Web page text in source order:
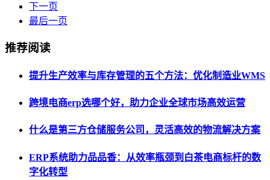
下一页
最后一页
推荐阅读
提升生产效率与库存管理的五个方法：优化制造业WMS
跨境电商erp选哪个好，助力企业全球市场高效运营
什么是第三方仓储服务公司，灵活高效的物流解决方案
ERP系统助力品品香：从效率瓶颈到白茶电商标杆的数
字化转型